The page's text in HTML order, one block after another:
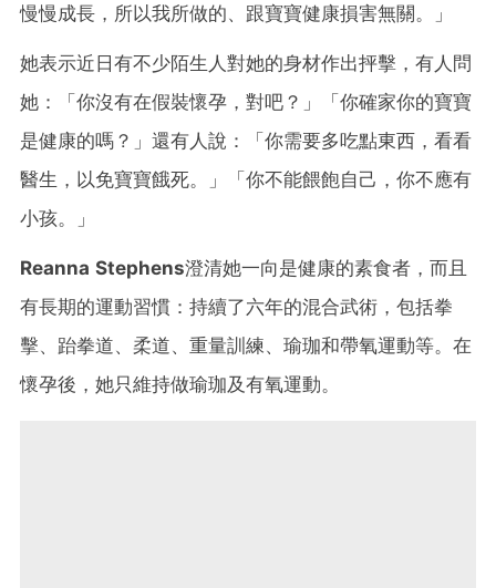
慢慢成長，所以我所做的、跟寶寶健康損害無關。」
她表示近日有不少陌生人對她的身材作出抨擊，有人問
她：「你沒有在假裝懷孕，對吧？」「你確家你的寶寶
是健康的嗎？」還有人說：「你需要多吃點東西，看看
醫生，以免寶寶餓死。」「你不能餵飽自己，你不應有
小孩。」
Reanna Stephens澄清她一向是健康的素食者，而且
有長期的運動習慣：持續了六年的混合武術，包括拳
擊、跆拳道、柔道、重量訓練、瑜珈和帶氧運動等。在
懷孕後，她只維持做瑜珈及有氧運動。